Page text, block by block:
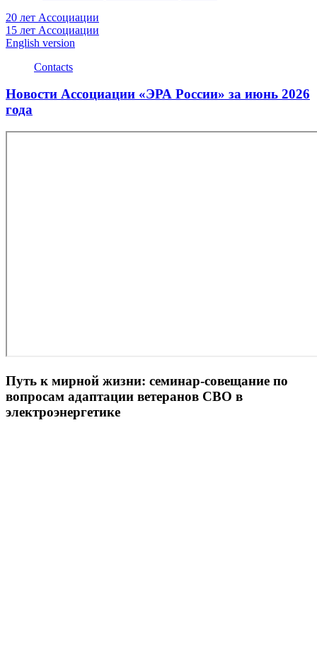
20 лет Ассоциации
15 лет Ассоциации
English version
Contacts
Новости Ассоциации «ЭРА России» за июнь 2026
года
Путь к мирной жизни: семинар-совещание по
вопросам адаптации ветеранов СВО в
электроэнергетике